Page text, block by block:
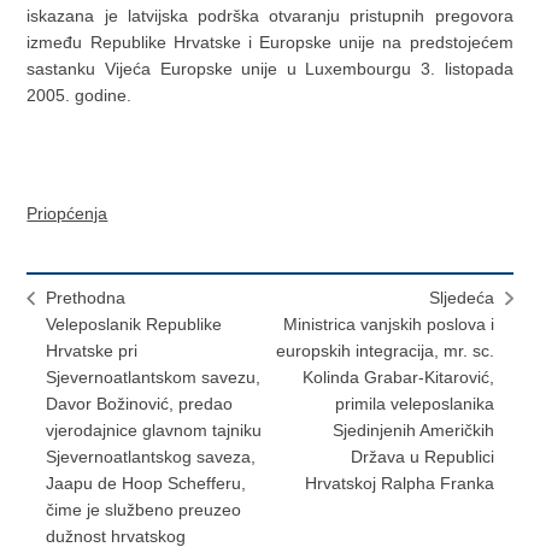
iskazana je latvijska podrška otvaranju pristupnih pregovora
između Republike Hrvatske i Europske unije na predstojećem
sastanku Vijeća Europske unije u Luxembourgu 3. listopada
2005. godine.
Priopćenja
Prethodna
Veleposlanik Republike
Hrvatske pri
Sjevernoatlantskom savezu,
Davor Božinović, predao
vjerodajnice glavnom tajniku
Sjevernoatlantskog saveza,
Jaapu de Hoop Schefferu,
čime je službeno preuzeo
dužnost hrvatskog
Sljedeća
Ministrica vanjskih poslova i
europskih integracija, mr. sc.
Kolinda Grabar-Kitarović,
primila veleposlanika
Sjedinjenih Američkih
Država u Republici
Hrvatskoj Ralpha Franka